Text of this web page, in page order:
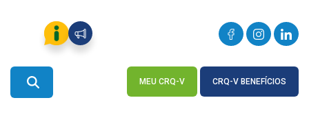
MEU CRQ-V CRQ-V BENEFÍCIOS